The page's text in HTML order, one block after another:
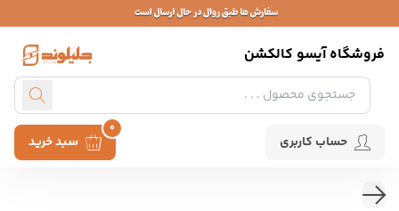
فروشگاه آیسو کالکشن
حساب کاربری سبد خرید
0